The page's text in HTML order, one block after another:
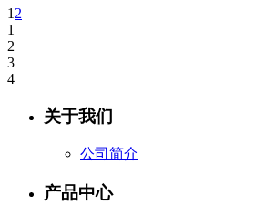
1 2
1
2
3
4
关于我们
公司简介
产品中心